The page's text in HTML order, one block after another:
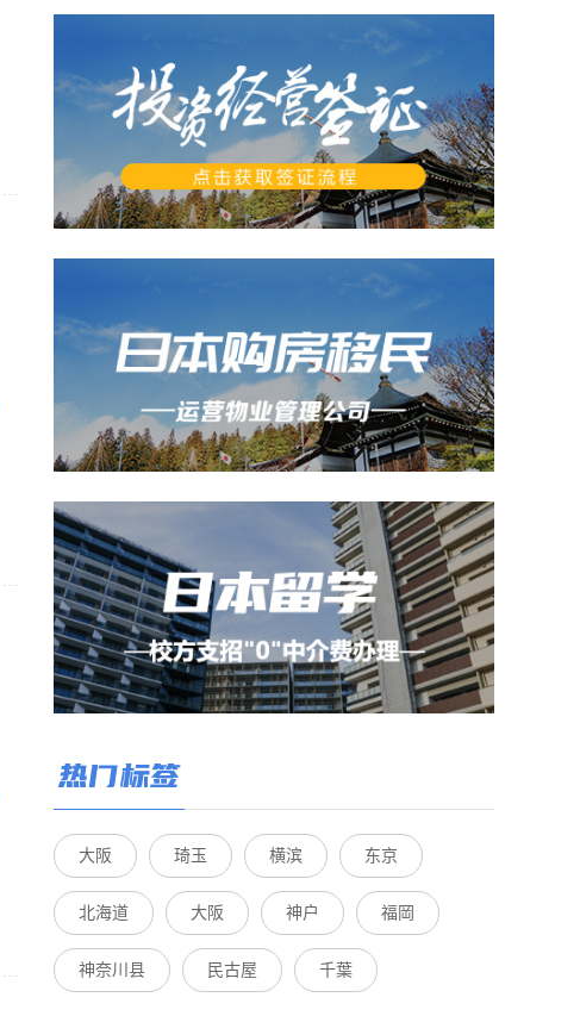
热门标签
大阪 琦玉 横滨 东京
北海道 大阪 神户 福岡
神奈川县 民古屋 千葉